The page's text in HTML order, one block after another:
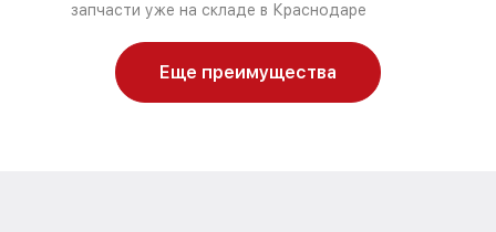
запчасти уже на складе в Краснодаре
Еще преимущества